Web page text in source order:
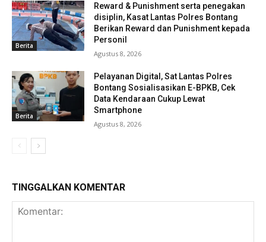
Berita
Reward & Punishment serta penegakan
disiplin, Kasat Lantas Polres Bontang
Berikan Reward dan Punishment kepada
Personil
Agustus 8, 2026
Berita
Pelayanan Digital, Sat Lantas Polres
Bontang Sosialisasikan E-BPKB, Cek
Data Kendaraan Cukup Lewat
Smartphone
Agustus 8, 2026
TINGGALKAN KOMENTAR